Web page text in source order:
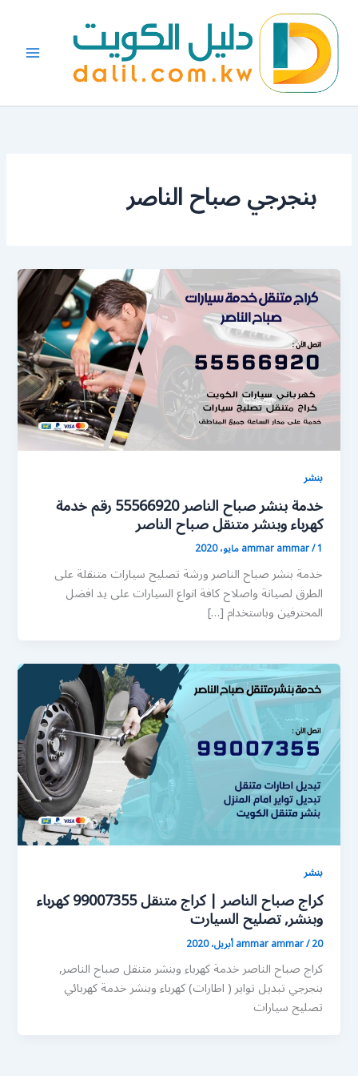
المحتوى
بنجرجي صباح الناصر
بنشر
خدمة بنشر صباح الناصر 55566920 رقم خدمة
كهرباء وبنشر متنقل صباح الناصر
ammar ammar/1 مايو، 2020
خدمة بنشر صباح الناصر ورشة تصليح سيارات متنقلة على
الطرق لصيانة واصلاح كافة انواع السيارات على يد افضل
المحترفين وباستخدام […]
بنشر
كراج صباح الناصر | كراج متنقل 99007355 كهرباء
وبنشر, تصليح السيارت
ammar ammar/20 أبريل، 2020
كراج صباح الناصر خدمة كهرباء وبنشر متنقل صباح الناصر,
بنجرجي تبديل تواير ( اطارات) كهرباء وبنشر خدمة كهربائي
تصليح سيارات